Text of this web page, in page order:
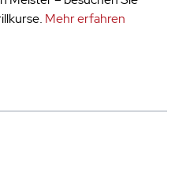
Mehr erfahren